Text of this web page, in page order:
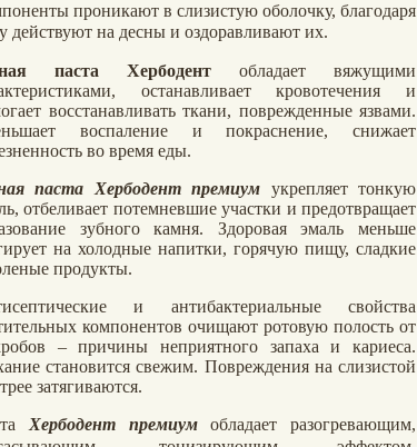
проникают в слизистую оболочку, благодаря
действуют на десны и оздоравливают их.
паста Хербодент обладает вяжущими
останавливает кровотечения и
восстанавливать ткани, поврежденные язвами.
воспаление и покраснение, снижает
во время еды.
паста Хербодент премиум укрепляет тонкую
отбеливает потемневшие участки и предотвращает
зубного камня. Здоровая эмаль меньше
на холодные напитки, горячую пищу, сладкие
продукты.
и антибактериальные свойства
компонентов очищают ротовую полость от
– причины неприятного запаха и кариеса.
становится свежим. Повреждения на слизистой
затягиваются.
Хербодент премиумобладает разогревающим,